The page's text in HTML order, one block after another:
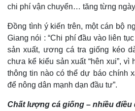
chi phí vận chuyển… tăng từng
Đồng tình ý kiến trên, một cán bộ
Giang nói : “Chi phí đầu vào liên
sản xuất, ương cá tra giống kéo
chưa kể kiểu sản xuất “hên xui”, vì
thông tin nào có thể dự báo chính
để nông dân mạnh dạn đầu tư”.
Chất lượng cá giống – nhiều điều